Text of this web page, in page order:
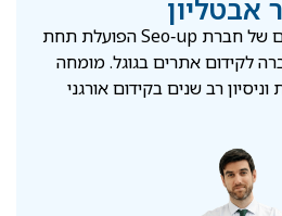
אבטליון
דרור אבטליון הוא הבעלים של חברת Seo‑up הפועלת תחת
לקידום אתרים בגוגל. מומחה
וניסיון רב שנים בקידום אורגני